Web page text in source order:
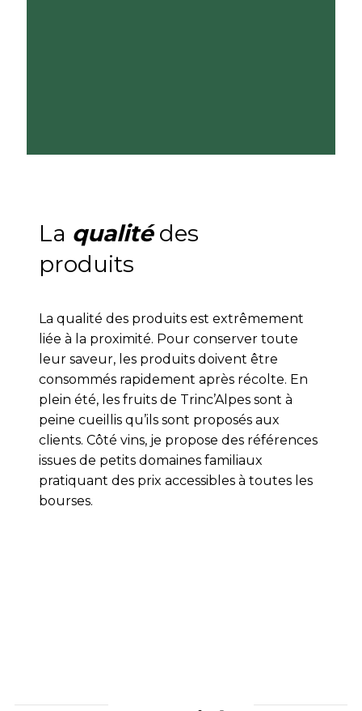
La qualitédes
produits
La qualité des produits est extrêmement
liée à la proximité. Pour conserver toute
leur saveur, les produits doivent être
consommés rapidement après récolte. En
plein été, les fruits de Trinc’Alpes sont à
peine cueillis qu’ils sont proposés aux
clients. Côté vins, je propose des références
issues de petits domaines familiaux
pratiquant des prix accessibles à toutes les
bourses.